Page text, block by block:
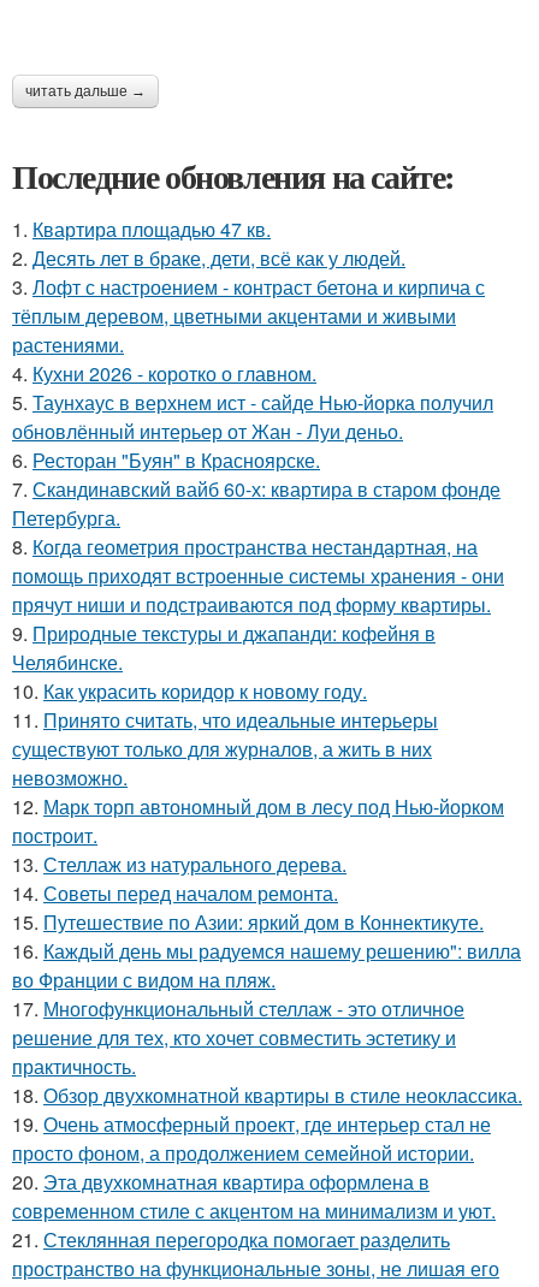
читать дальше →
Последние обновления на сайте:
1. Квартира площадью 47 кв.
2. Десять лет в браке, дети, всё как у людей.
3. Лофт с настроением - контраст бетона и кирпича с
тёплым деревом, цветными акцентами и живыми
растениями.
4. Кухни 2026 - коротко о главном.
5. Таунхаус в верхнем ист - сайде Нью-йорка получил
обновлённый интерьер от Жан - Луи деньо.
6. Ресторан "Буян" в Красноярске.
7. Скандинавский вайб 60-х: квартира в старом фонде
Петербурга.
8. Когда геометрия пространства нестандартная, на
помощь приходят встроенные системы хранения - они
прячут ниши и подстраиваются под форму квартиры.
9. Природные текстуры и джапанди: кофейня в
Челябинске.
10. Как украсить коридор к новому году.
11. Принято считать, что идеальные интерьеры
существуют только для журналов, а жить в них
невозможно.
12. Марк торп автономный дом в лесу под Нью-йорком
построит.
13. Стеллаж из натурального дерева.
14. Советы перед началом ремонта.
15. Путешествие по Азии: яркий дом в Коннектикуте.
16. Каждый день мы радуемся нашему решению": вилла
во Франции с видом на пляж.
17. Многофункциональный стеллаж - это отличное
решение для тех, кто хочет совместить эстетику и
практичность.
18. Обзор двухкомнатной квартиры в стиле неоклассика.
19. Очень атмосферный проект, где интерьер стал не
просто фоном, а продолжением семейной истории.
20. Эта двухкомнатная квартира оформлена в
современном стиле с акцентом на минимализм и уют.
21. Стеклянная перегородка помогает разделить
пространство на функциональные зоны, не лишая его